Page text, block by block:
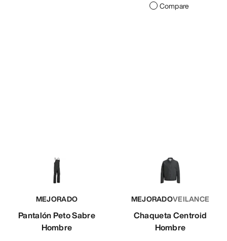
Compare
MEJORADO
Pantalón Peto Sabre
Hombre
MEJORADOVEILANCE
Chaqueta Centroid
Hombre